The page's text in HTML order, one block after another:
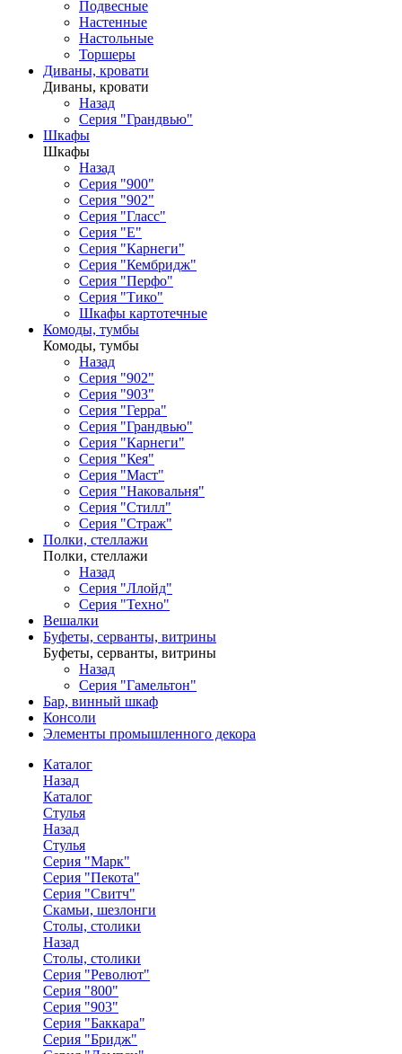
Подвесные
Настенные
Настольные
Торшеры
Диваны, кровати
Диваны, кровати
Назад
Серия "Грандвью"
Шкафы
Шкафы
Назад
Серия "900"
Серия "902"
Серия "Гласс"
Серия "Е"
Серия "Карнеги"
Серия "Кембридж"
Серия "Перфо"
Серия "Тико"
Шкафы картотечные
Комоды, тумбы
Комоды, тумбы
Назад
Серия "902"
Серия "903"
Серия "Герра"
Серия "Грандвью"
Серия "Карнеги"
Серия "Кея"
Серия "Маст"
Серия "Наковальня"
Серия "Стилл"
Серия "Страж"
Полки, стеллажи
Полки, стеллажи
Назад
Серия "Ллойд"
Серия "Техно"
Вешалки
Буфеты, серванты, витрины
Буфеты, серванты, витрины
Назад
Серия "Гамельтон"
Бар, винный шкаф
Консоли
Элементы промышленного декора
Каталог
Назад
Каталог
Стулья
Назад
Стулья
Серия "Марк"
Серия "Пекота"
Серия "Свитч"
Скамьи, шезлонги
Столы, столики
Назад
Столы, столики
Серия "Револют"
Серия "800"
Серия "903"
Серия "Баккара"
Серия "Бридж"